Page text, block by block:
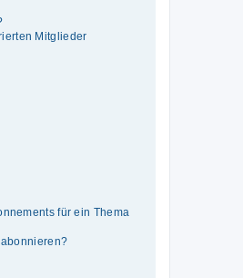
Mitglieder
für ein Thema